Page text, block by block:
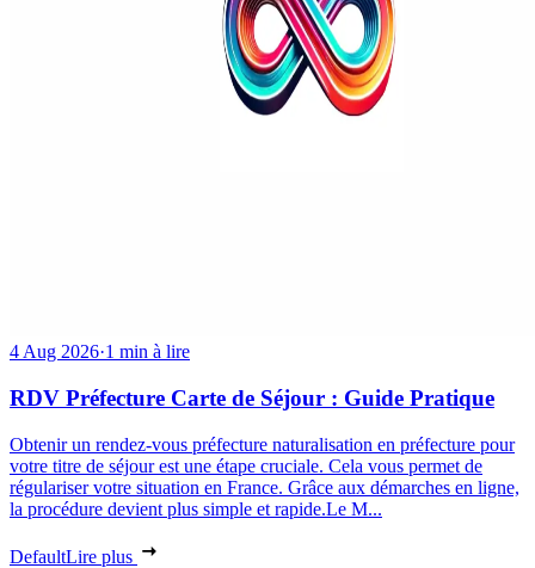
4 Aug 2026·1 min à lire
RDV Préfecture Carte de Séjour : Guide Pratique
Obtenir un rendez-vous préfecture naturalisation en préfecture pour
votre titre de séjour est une étape cruciale. Cela vous permet de
régulariser votre situation en France. Grâce aux démarches en ligne,
la procédure devient plus simple et rapide.Le M...
DefaultLire plus